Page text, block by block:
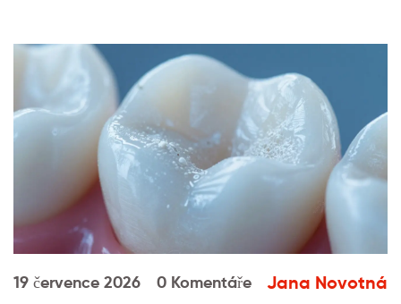
19 července 2026 0 Komentáře Jana Novotná